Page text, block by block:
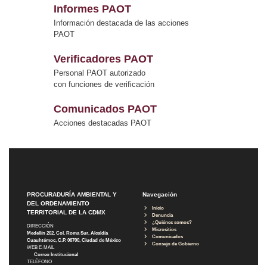
Informes PAOT
Información destacada de las acciones
PAOT
Verificadores PAOT
Personal PAOT autorizado
con funciones de verificación
Comunicados PAOT
Acciones destacadas PAOT
PROCURADURÍA AMBIENTAL Y
DEL ORDENAMIENTO
TERRITORIAL DE LA CDMX
DIRECCIÓN
Medellín 202, Col. Roma Sur, Alcaldía
Cuauhtémoc, C.P. 06700, Ciudad de México
WEB E-MAIL
Correo Institucional
TELÉFONO
Navegación
Inicio
Denuncia
¿Quiénes somos?
Micrositios
Comunicados
Consejo de Gobierno